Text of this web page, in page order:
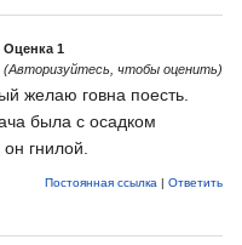
Оценка 1
(Авторизуйтесь, чтобы оценить)
желаю говна поесть.
была с осадком
гнилой.
Постоянная ссылка | Ответить